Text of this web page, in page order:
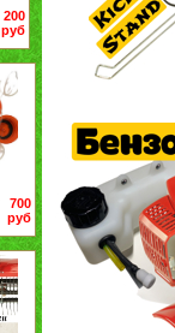
200
руб
700
руб